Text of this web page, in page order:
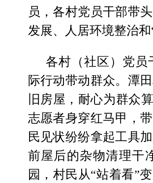
员，各村党员干部带
发展、人居环境整治和
各村（社区）党员
际行动带动群众。潭
旧房屋，耐心为群众
志愿者身穿红马甲，
民见状纷纷拿起工具
前屋后的杂物清理干
园，村民从“站着看”